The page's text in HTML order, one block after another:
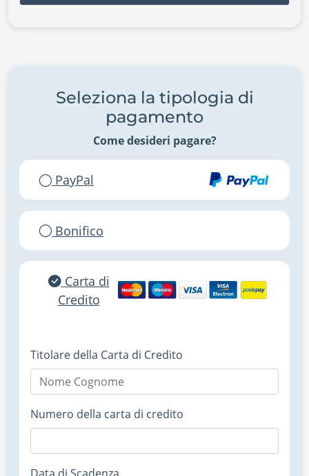
Seleziona la tipologia di
pagamento
Come desideri pagare?
PayPal
Bonifico
Carta di
Credito
Titolare della Carta di Credito
Numero della carta di credito